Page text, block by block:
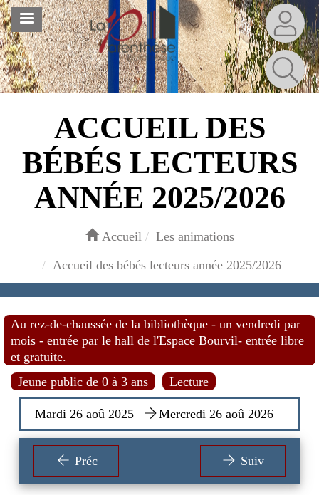
Aller
au
contenu
principal
MENU
ACCUEIL DES
BÉBÉS LECTEURS
ANNÉE 2025/2026
Accueil
Les animations
Accueil des bébés lecteurs année 2025/2026
Au rez-de-chaussée de la bibliothèque - un vendredi par
mois - entrée par le hall de l'Espace Bourvil- entrée libre
et gratuite.
Jeune public de 0 à 3 ans
Lecture
Mardi 26 aoû 2025 Mercredi 26 aoû 2026
Préc Suiv